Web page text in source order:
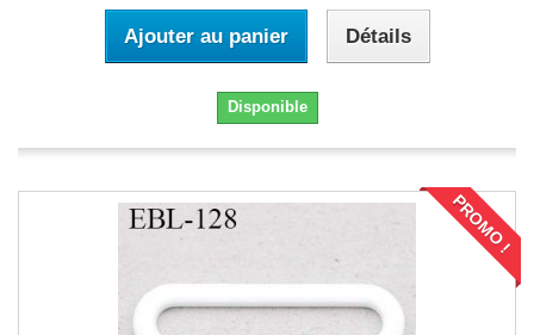
Ajouter au panier Détails
Disponible
PROMO !